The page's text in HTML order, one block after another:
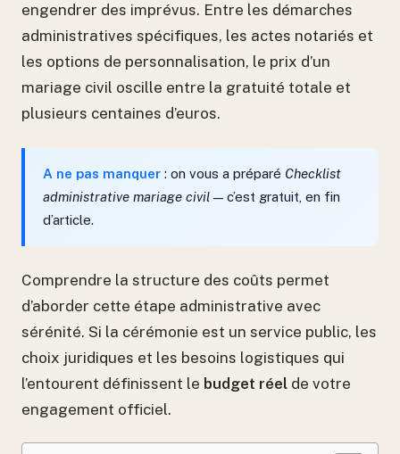
engendrer des imprévus. Entre les démarches
administratives spécifiques, les actes notariés et
les options de personnalisation, le prix d’un
mariage civil oscille entre la gratuité totale et
plusieurs centaines d’euros.
A ne pas manquer : on vous a préparé Checklist
administrative mariage civil — c’est gratuit, en fin
d’article.
Comprendre la structure des coûts permet
d’aborder cette étape administrative avec
sérénité. Si la cérémonie est un service public, les
choix juridiques et les besoins logistiques qui
l’entourent définissent le budget réel de votre
engagement officiel.